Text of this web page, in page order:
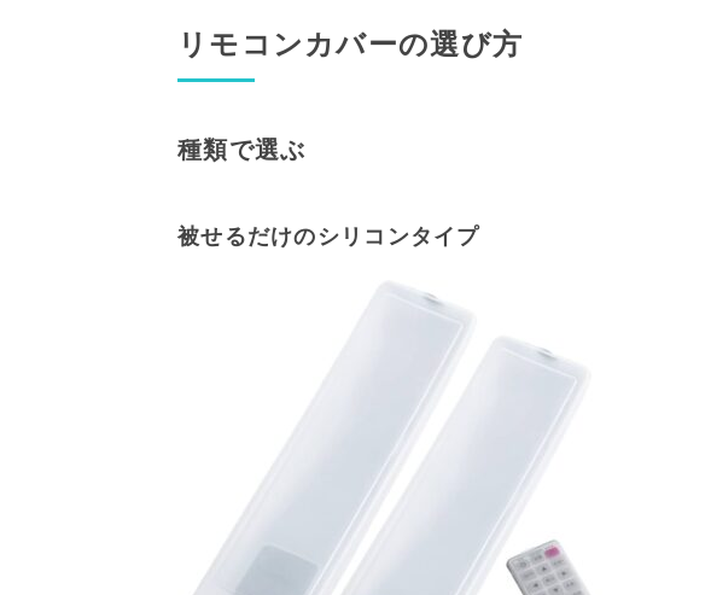
リモコンカバーの選び方
種類で選ぶ
被せるだけのシリコンタイプ